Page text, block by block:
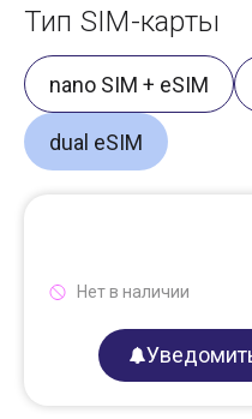
Тип SIM-карты
nano SIM + eSIM
dual eSIM
Нет в наличии